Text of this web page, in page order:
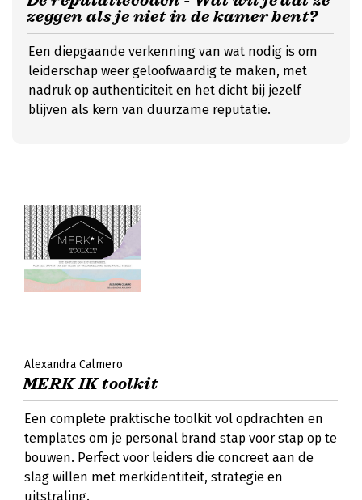
zeggen als je niet in de kamer bent?
Een diepgaande verkenning van wat nodig is om
leiderschap weer geloofwaardig te maken, met
nadruk op authenticiteit en het dicht bij jezelf
blijven als kern van duurzame reputatie.
Alexandra Calmero
MERK IK toolkit
Een complete praktische toolkit vol opdrachten en
templates om je personal brand stap voor stap op te
bouwen. Perfect voor leiders die concreet aan de
slag willen met merkidentiteit, strategie en
uitstraling.